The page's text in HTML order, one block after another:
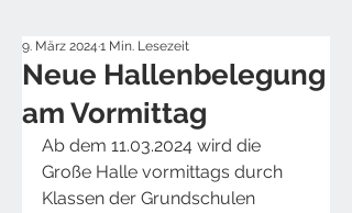
Neue Hallenbelegung
am Vormittag
9. März 2024 1 Min. Lesezeit
Ab dem 11.03.2024 wird die
Große Halle vormittags durch
Klassen der Grundschulen